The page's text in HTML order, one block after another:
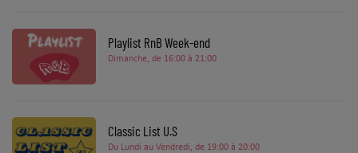
Top Soul Addict
Wiki RnB
SOUL ADDICT RADIO
Grille des programmes
Playlist RnB Week-end
Dimanche, de 16:00 à 21:00
Classic List U.S
Du Lundi au Vendredi, de 19:00 à 20:00